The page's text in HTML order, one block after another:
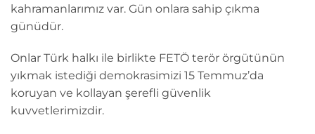
kahramanlarımız var. Gün onlara sahip çıkma
günüdür.
Onlar Türk halkı ile birlikte FETÖ terör örgütünün
yıkmak istediği demokrasimizi 15 Temmuz’da
koruyan ve kollayan şerefli güvenlik
kuvvetlerimizdir.